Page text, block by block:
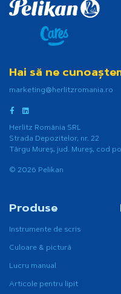
Hai să ne
marketing@herlitzromania.ro
Herlitz România SRL
Strada Depozitelor, nr. 22
Târgu Mureș, jud. Mureș, cod
© 2026 Pelikan
Produse
Instrumente de scris
Culoare & pictură
Lucru manual
Articole pentru lipit